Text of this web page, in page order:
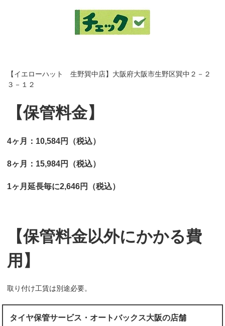
【イエローハット 生野巽中店】大阪府大阪市生野区巽中２－２
３－１２
【保管料金】
4ヶ月：10,584円（税込）
8ヶ月：15,984円（税込）
1ヶ月延長毎に2,646円（税込）
【保管料金以外にかかる費
用】
取り付け工賃は別途必要。
タイヤ保管サービス・オートバックス大阪の店舗